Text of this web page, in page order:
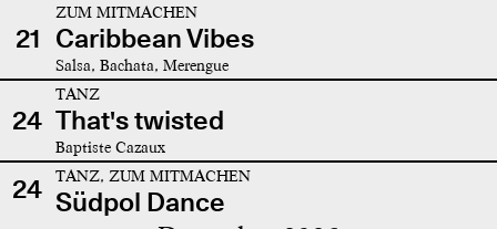
21
ZUM MITMACHEN
Caribbean Vibes
Salsa, Bachata, Merengue
24
TANZ
That's twisted
Baptiste Cazaux
24 TANZ, ZUM MITMACHEN
Südpol Dance